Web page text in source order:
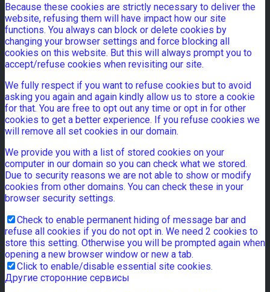
Because these cookies are strictly necessary to deliver the
website, refusing them will have impact how our site
functions. You always can block or delete cookies by
changing your browser settings and force blocking all
cookies on this website. But this will always prompt you to
accept/refuse cookies when revisiting our site.
We fully respect if you want to refuse cookies but to avoid
asking you again and again kindly allow us to store a cookie
for that. You are free to opt out any time or opt in for other
cookies to get a better experience. If you refuse cookies we
will remove all set cookies in our domain.
We provide you with a list of stored cookies on your
computer in our domain so you can check what we stored.
Due to security reasons we are not able to show or modify
cookies from other domains. You can check these in your
browser security settings.
Check to enable permanent hiding of message bar and
refuse all cookies if you do not opt in. We need 2 cookies to
store this setting. Otherwise you will be prompted again when
opening a new browser window or new a tab.
Click to enable/disable essential site cookies.
Другие сторонние сервисы